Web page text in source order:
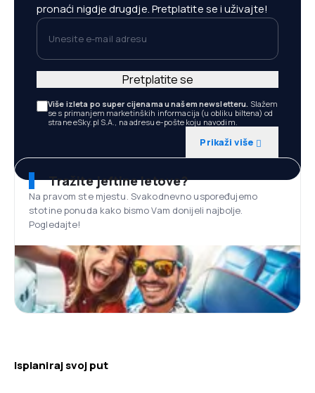
pronaći nigdje drugdje. Pretplatite se i uživajte!
Unesite e-mail adresu
Više izleta po super cijenama u našem newsletteru. Slažem
se s primanjem marketinških informacija (u obliku biltena) od
strane eSky.pl S.A., na adresu e-pošte koju navodim.
Prikaži više
Pretplatite se
Tražite jeftine letove?
Na pravom ste mjestu. Svakodnevno uspoređujemo
stotine ponuda kako bismo Vam donijeli najbolje.
Pogledajte!
Isplaniraj svoj put